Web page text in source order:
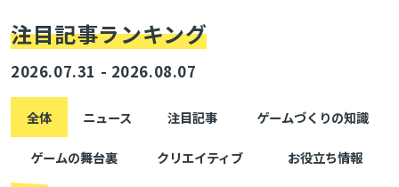
注目記事ランキング
2026.07.31 - 2026.08.07
全体 ニュース 注目記事 ゲームづくりの知識
ゲームの舞台裏 クリエイティブ お役立ち情報